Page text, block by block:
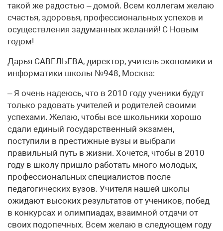
такой же радостью – домой. Всем коллегам желаю
счастья, здоровья, профессиональных успехов и
осуществления задуманных желаний! С Новым
годом!
Дарья САВЕЛЬЕВА, директор, учитель экономики и
информатики школы №948, Москва:
– Я очень надеюсь, что в 2010 году ученики будут
только радовать учителей и родителей своими
успехами. Желаю, чтобы все школьники хорошо
сдали единый государственный экзамен,
поступили в престижные вузы и выбрали
правильный путь в жизни. Хочется, чтобы в 2010
году в школу пришло работать много молодых,
профессиональных специалистов после
педагогических вузов. Учителя нашей школы
ожидают высоких результатов от учеников, побед
в конкурсах и олимпиадах, взаимной отдачи от
своих подопечных. Всем желаю в следующем году